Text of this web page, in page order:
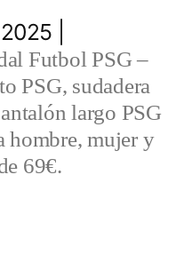
|
Futbol PSG –
PSG, sudadera
largo PSG
hombre, mujer y
69€.